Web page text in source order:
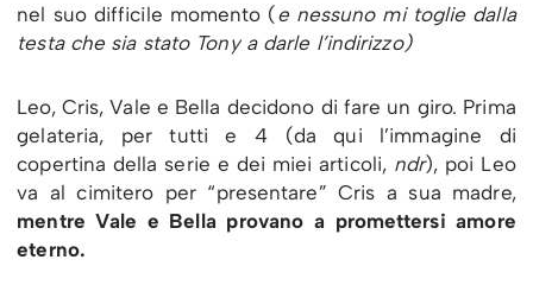
nel suo difficile momento (e nessuno mi toglie dalla
testa che sia stato Tony a darle l’indirizzo)
Leo, Cris, Vale e Bella decidono di fare un giro. Prima
gelateria, per tutti e 4 (da qui l’immagine di
copertina della serie e dei miei articoli, ndr), poi Leo
va al cimitero per “presentare” Cris a sua madre,
mentre Vale e Bella provano a promettersi amore
eterno.